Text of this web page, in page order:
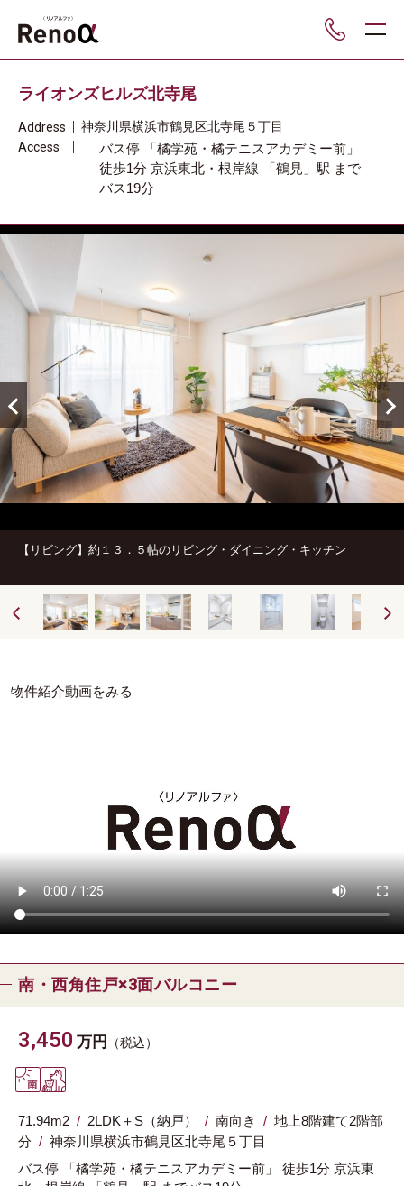
ライオンズヒルズ北寺尾
Address 神奈川県横浜市鶴見区北寺尾５丁目
Access
バス停 「橘学苑・橘テニスアカデミー前」
徒歩1分 京浜東北・根岸線 「鶴見」駅 まで
バス19分
【リビング】約１３．５帖のリビング・ダイニング・キッチン
物件紹介動画をみる
南・西角住戸×3面バルコニー
3,450 万円 （税込）
71.94m2 2LDK＋S（納戸） 南向き
地上8階建て2階部
分
神奈川県横浜市鶴見区北寺尾５丁目
バス停 「橘学苑・橘テニスアカデミー前」 徒歩1分 京浜東